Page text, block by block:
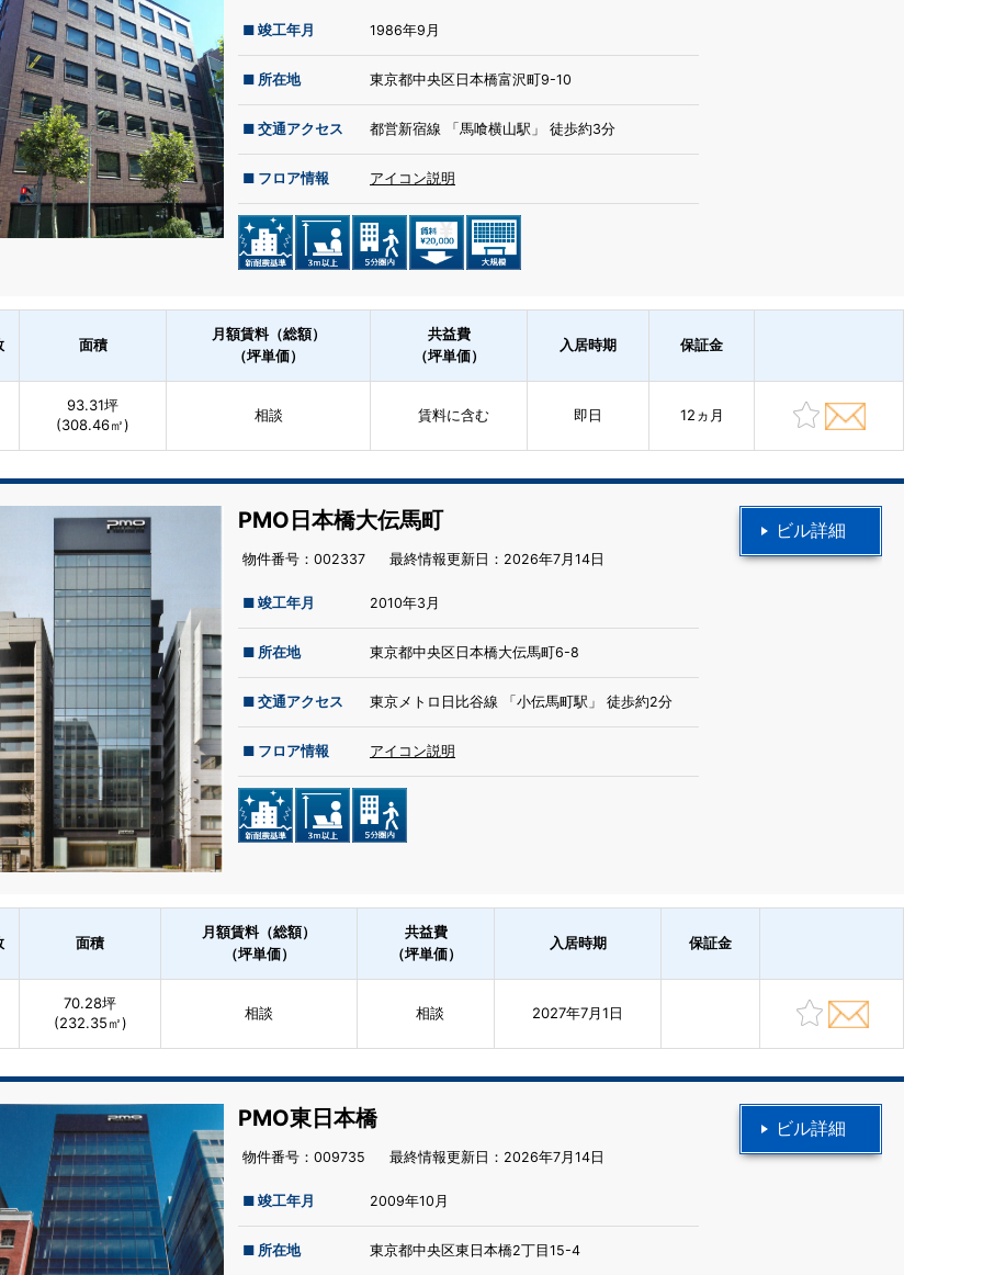
■ 竣工年月 1986年9月
■ 所在地 東京都中央区日本橋富沢町9-10
■ 交通アクセス 都営新宿線 「馬喰横山駅」 徒歩約3分
■ フロア情報 アイコン説明
面積
月額賃料（総額）
（坪単価）
共益費
（坪単価）
入居時期 保証金
93.31坪
(308.46㎡)
相談 賃料に含む 即日 12ヵ月
ビル詳細
PMO日本橋大伝馬町
物件番号：002337 最終情報更新⽇：2026年7月14日
■ 竣工年月 2010年3月
■ 所在地 東京都中央区日本橋大伝馬町6-8
■ 交通アクセス 東京メトロ日比谷線 「小伝馬町駅」 徒歩約2分
■ フロア情報 アイコン説明
面積
月額賃料（総額）
（坪単価）
共益費
（坪単価）
入居時期 保証金
70.28坪
(232.35㎡)
相談 相談 2027年7月1日
ビル詳細
PMO東日本橋
物件番号：009735 最終情報更新⽇：2026年7月14日
■ 竣工年月 2009年10月
■ 所在地 東京都中央区東日本橋2丁目15-4